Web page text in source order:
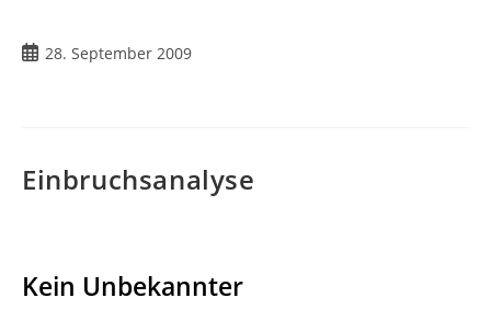
Beitrag
28. September 2009
Einbruchsanalyse
Kein Unbekannter